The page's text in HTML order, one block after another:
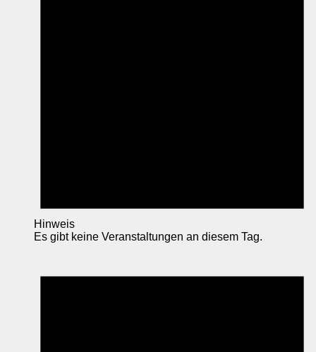
Hinweis
Es gibt keine Veranstaltungen an diesem Tag.